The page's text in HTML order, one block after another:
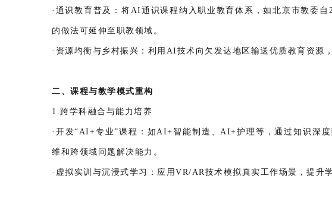
·通识教育普及：将AI通识课程纳入职业教育体系，如北京市教委
的做法可延伸至职教领域。
·资源均衡与乡村振兴：利用AI技术向欠发达地区输送优质教育资源
二、课程与教学模式重构
1.跨学科融合与能力培养
·开发“AI+专业”课程：如AI+智能制造、AI+护理等，通过知识深
维和跨领域问题解决能力。
·虚拟实训与沉浸式学习：应用VR/AR技术模拟真实工作场景，提升